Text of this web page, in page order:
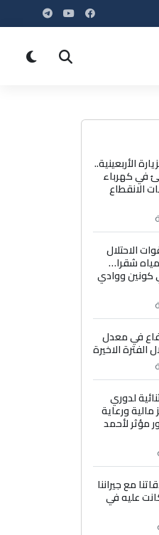
الأربعينية..
في كهرباء
الانقطاع
الاحتلال
شقرا…
كونين ووادي
في معدل
الفترة الاخيرة
لدوري
مالية ورعاية
مؤثر لأحمد
مع جيراننا
عليه في